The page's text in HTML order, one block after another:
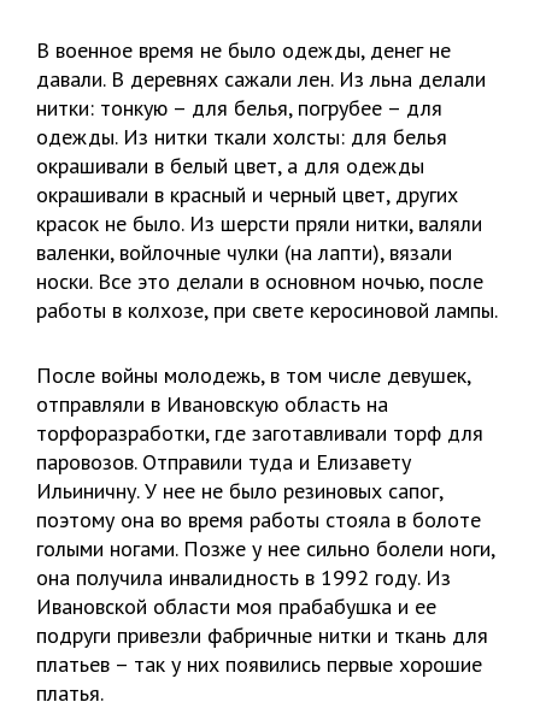
В военное время не было одежды, денег не
давали. В деревнях сажали лен. Из льна делали
нитки: тонкую – для белья, погрубее – для
одежды. Из нитки ткали холсты: для белья
окрашивали в белый цвет, а для одежды
окрашивали в красный и черный цвет, других
красок не было. Из шерсти пряли нитки, валяли
валенки, войлочные чулки (на лапти), вязали
носки. Все это делали в основном ночью, после
работы в колхозе, при свете керосиновой лампы.
После войны молодежь, в том числе девушек,
отправляли в Ивановскую область на
торфоразработки, где заготавливали торф для
паровозов. Отправили туда и Елизавету
Ильиничну. У нее не было резиновых сапог,
поэтому она во время работы стояла в болоте
голыми ногами. Позже у нее сильно болели ноги,
она получила инвалидность в 1992 году. Из
Ивановской области моя прабабушка и ее
подруги привезли фабричные нитки и ткань для
платьев – так у них появились первые хорошие
платья.